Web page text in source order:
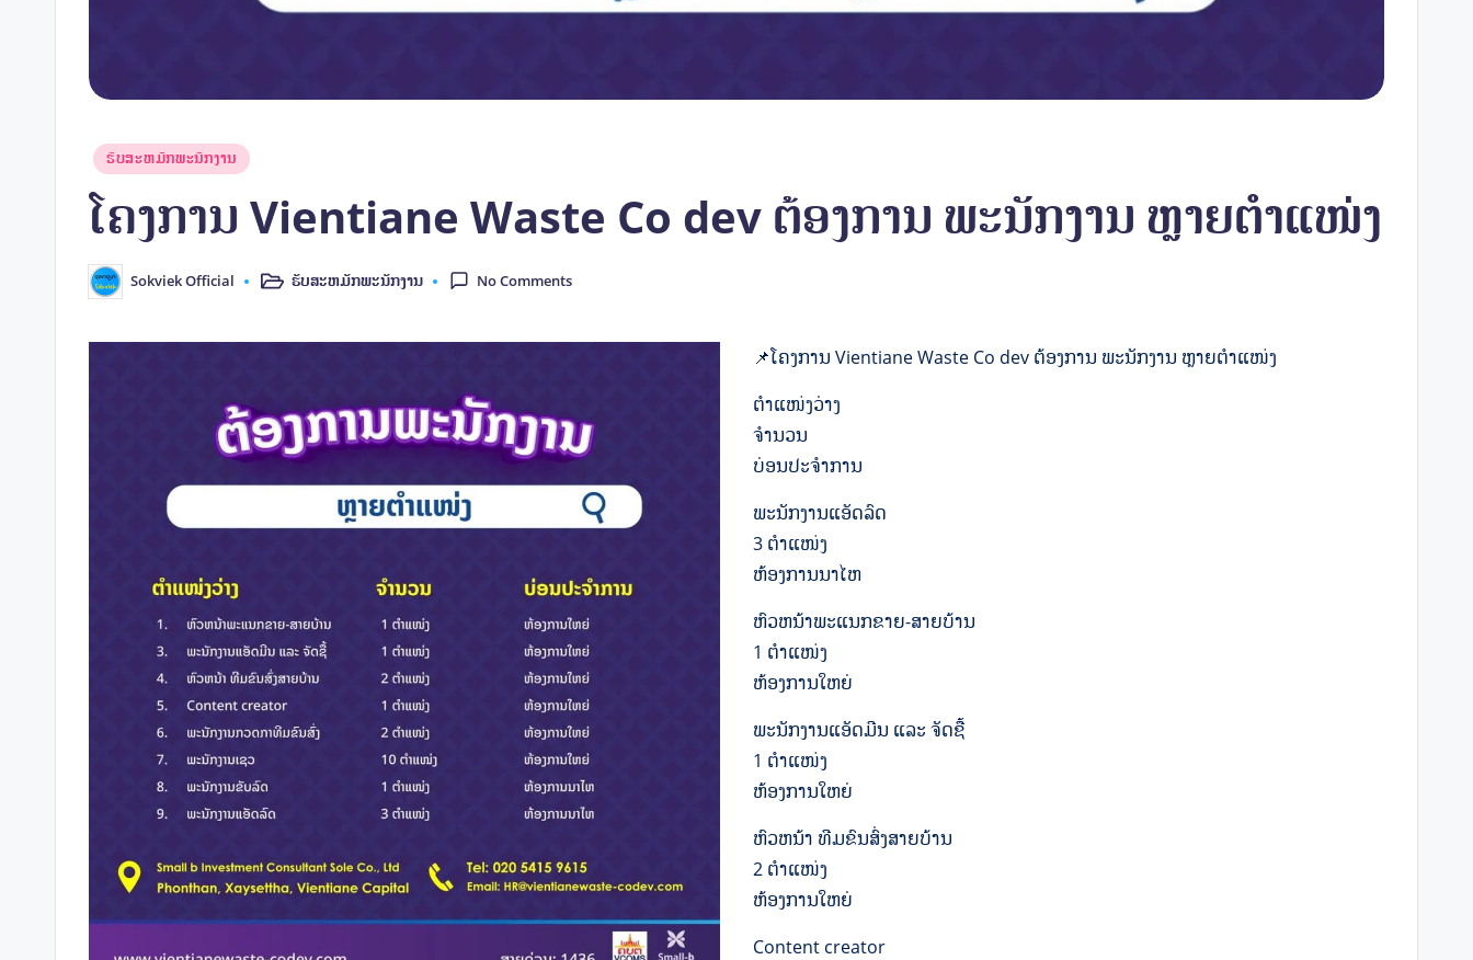
Posted
ຮັບສະຫມັກພະນັກງານ
ໂຄງການ Vientiane Waste Co dev ຕ້ອງການ ພະນັກງານ ຫຼາຍຕໍາແໜ່ງ
Posted
by
Sokviek Official
Postedຮັບສະຫມັກພະນັກງານ No Comments
📌ໂຄງການ Vientiane Waste Co dev ຕ້ອງການ ພະນັກງານ ຫຼາຍຕໍາແໜ່ງ
ຕຳແໜ່ງວ່າງ
ຈໍານວນ
ບ່ອນປະຈໍາການ
ພະນັກງານແອັດລົດ
3 ຕຳແໜ່ງ
ຫ້ອງການນາໄຫ
ຫົວຫນ້າພະແນກຂາຍ-ສາຍບ້ານ
1 ຕຳແໜ່ງ
ຫ້ອງການໃຫຍ່
ພະນັກງານແອັດມີນ ແລະ ຈັດຊື້
1 ຕຳແໜ່ງ
ຫ້ອງການໃຫຍ່
ຫົວຫນ້າ ທີມຂົນສົ່ງສາຍບ້ານ
2 ຕຳແໜ່ງ
ຫ້ອງການໃຫຍ່
Content creator